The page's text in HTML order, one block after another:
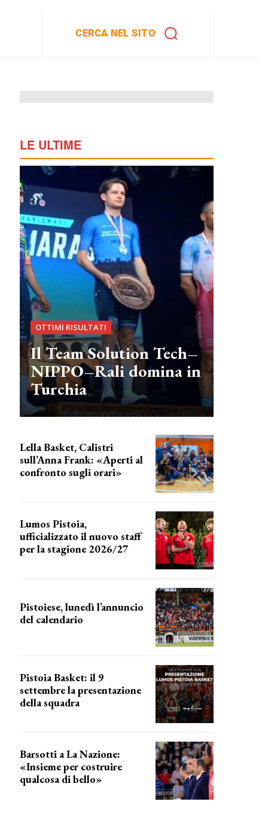
CERCA NEL SITO
LE ULTIME
OTTIMI RISULTATI
Il Team Solution Tech–
NIPPO–Rali domina in
Turchia
Lella Basket, Calistri
sull’Anna Frank: «Aperti al
confronto sugli orari»
Lumos Pistoia,
ufficializzato il nuovo staff
per la stagione 2026/27
Pistoiese, lunedì l’annuncio
del calendario
Pistoia Basket: il 9
settembre la presentazione
della squadra
Barsotti a La Nazione:
«Insieme per costruire
qualcosa di bello»